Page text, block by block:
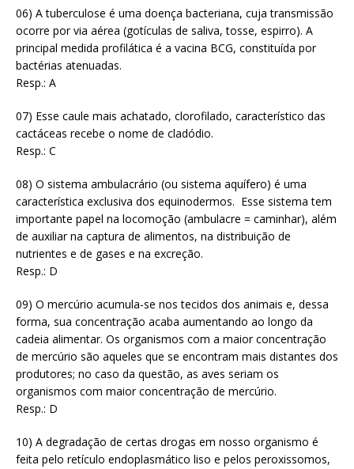
06) A tuberculose é uma doença bacteriana, cuja transmissão
ocorre por via aérea (gotículas de saliva, tosse, espirro). A
principal medida profilática é a vacina BCG, constituída por
bactérias atenuadas.
Resp.: A
07) Esse caule mais achatado, clorofilado, característico das
cactáceas recebe o nome de cladódio.
Resp.: C
08) O sistema ambulacrário (ou sistema aquífero) é uma
característica exclusiva dos equinodermos. Esse sistema tem
importante papel na locomoção (ambulacre = caminhar), além
de auxiliar na captura de alimentos, na distribuição de
nutrientes e de gases e na excreção.
Resp.: D
09) O mercúrio acumula-se nos tecidos dos animais e, dessa
forma, sua concentração acaba aumentando ao longo da
cadeia alimentar. Os organismos com a maior concentração
de mercúrio são aqueles que se encontram mais distantes dos
produtores; no caso da questão, as aves seriam os
organismos com maior concentração de mercúrio.
Resp.: D
10) A degradação de certas drogas em nosso organismo é
feita pelo retículo endoplasmático liso e pelos peroxissomos,